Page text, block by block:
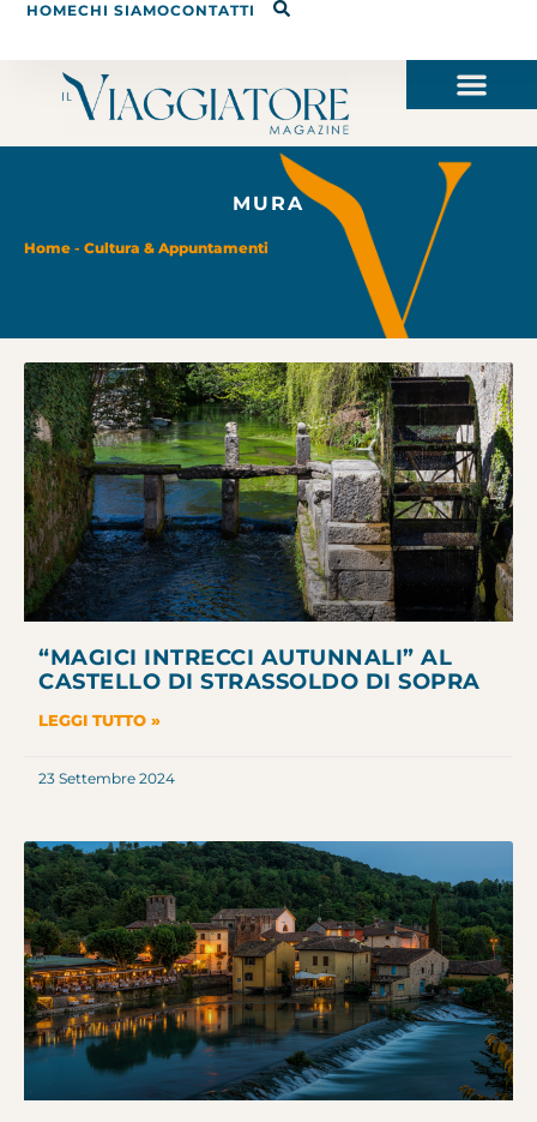
HOMECHI SIAMOCONTATTI
MURA
Home - Cultura & Appuntamenti
“MAGICI INTRECCI AUTUNNALI” AL
CASTELLO DI STRASSOLDO DI SOPRA
LEGGI TUTTO »
23 Settembre 2024